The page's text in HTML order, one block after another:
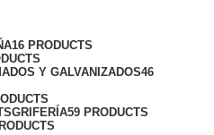
16 PRODUCTS
Y GALVANIZADOS46
GRIFERÍA59 PRODUCTS